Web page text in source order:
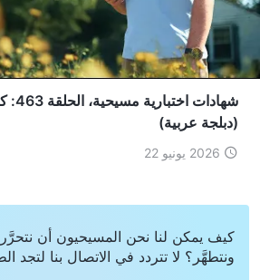
(دبلجة عربية)
2026 يونيو 22
كيف يمكن لنا نحن المسيحيون أن
ونتطهَّر؟ لا تتردد في الاتصال بنا لتجد